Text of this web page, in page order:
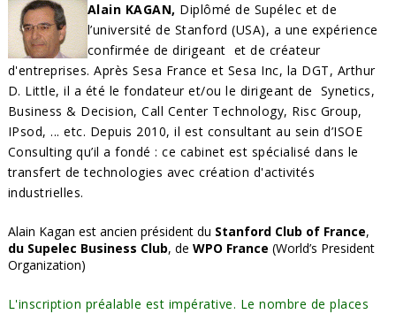
Alain KAGAN, Diplômé de Supélec et de
l’université de Stanford (USA), a une expérience
confirmée de dirigeant et de créateur
d'entreprises. Après Sesa France et Sesa Inc, la DGT, Arthur
D. Little, il a été le fondateur et/ou le dirigeant de Synetics,
Business & Decision, Call Center Technology, Risc Group,
IPsod, ... etc. Depuis 2010, il est consultant au sein d’ISOE
Consulting qu’il a fondé : ce cabinet est spécialisé dans le
transfert de technologies avec création d'activités
industrielles.
Alain Kagan est ancien président du Stanford Club of France,
du Supelec Business Club, de WPO France (World’s President
Organization)
L'inscription préalable est impérative. Le nombre de places